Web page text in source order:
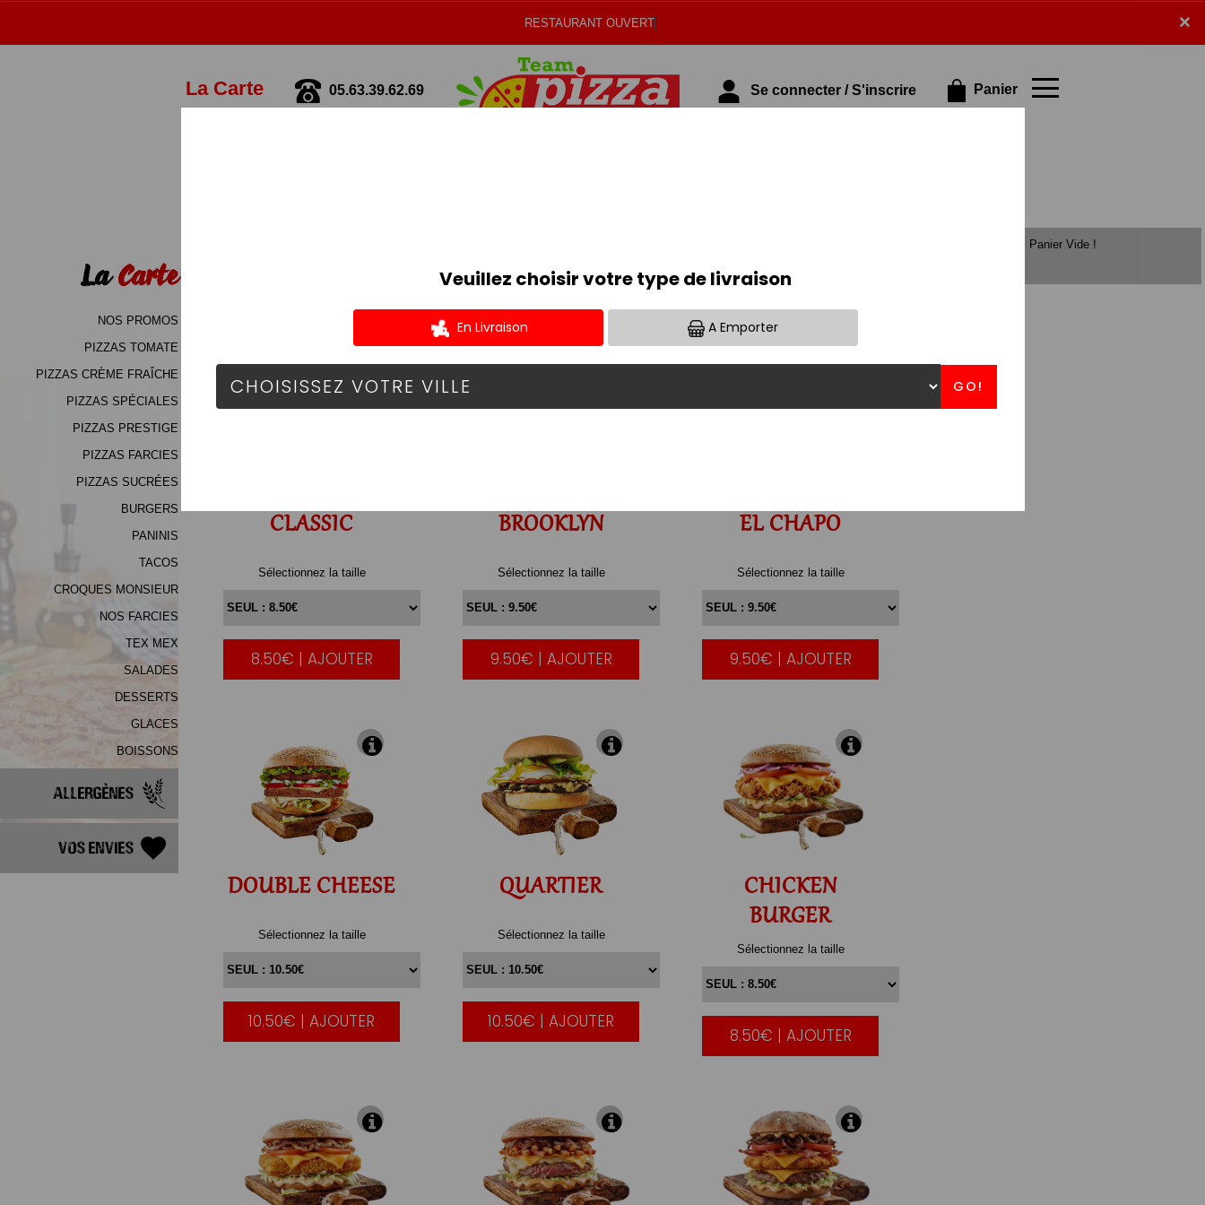
×
RESTAURANT OUVERT
La Carte 05.63.39.62.69 Se connecter / S'inscrire Panier
×
LaCarte
NOS PROMOS
PIZZAS TOMATE
PIZZAS CRÈME FRAÎCHE
PIZZAS SPÉCIALES
PIZZAS PRESTIGE
PIZZAS FARCIES
PIZZAS SUCRÉES
BURGERS
PANINIS
TACOS
CROQUES MONSIEUR
NOS FARCIES
TEX MEX
SALADES
DESSERTS
GLACES
BOISSONS
Allergènes
Vos Envies
PAIN BURGER BIO.
CLASSIC
Sélectionnez la taille
|
8.50€ | AJOUTER
BROOKLYN
Sélectionnez la taille
|
9.50€ | AJOUTER
ELCHAPO
Sélectionnez la taille
|
9.50€ | AJOUTER
DOUBLE CHEESE
Sélectionnez la taille
|
10.50€ | AJOUTER
QUARTIER
Sélectionnez la taille
|
10.50€ | AJOUTER
CHICKEN
BURGER
Sélectionnez la taille
|
8.50€ | AJOUTER
Panier Vide !